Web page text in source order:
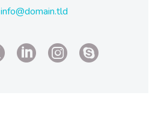
info@domain.tld